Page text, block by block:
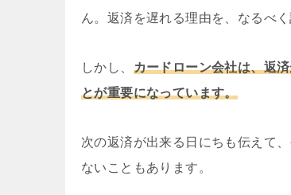
ん。返済を遅れる理由を、なるべ
しかし、 カードローン会社は、返
とが重要になっています。
次の返済が出来る日にちも伝えて
ないこともあります。